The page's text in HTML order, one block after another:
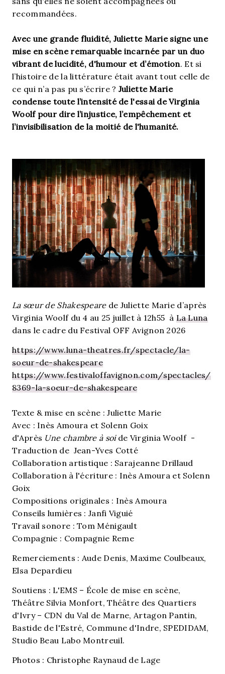
recommandées.
Avec une grande fluidité, Juliette Marie signe une
mise en scène remarquable incarnée par un duo
vibrant de lucidité, d'humour et d’émotion. Et si
l’histoire de la littérature était avant tout celle de
ce qui n’a pas pu s’écrire ? Juliette Marie
condense toute l’intensité de l'essai de Virginia
Woolf pour dire l’injustice, l’empêchement et
l’invisibilisation de la moitié de l'humanité.
La sœur de Shakespeare de Juliette Marie d’après
Virginia Woolf du 4 au 25 juillet à 12h55 à La Luna
dans le cadre du Festival OFF Avignon 2026
https://www.luna-theatres.fr/spectacle/la-
soeur-de-shakespeare
https://www.festivaloffavignon.com/spectacles/
8369-la-soeur-de-shakespeare
Texte & mise en scène : Juliette Marie
Avec : Inès Amoura et Solenn Goix
d'Après Une chambre à soi de Virginia Woolf -
Traduction de Jean-Yves Cotté
Collaboration artistique : Sarajeanne Drillaud
Collaboration à l'écriture : Inès Amoura et Solenn
Goix
Compositions originales : Inès Amoura
Conseils lumières : Janfi Viguié
Travail sonore : Tom Ménigault
Compagnie : Compagnie Reme
Remerciements : Aude Denis, Maxime Coulbeaux,
Elsa Depardieu
Soutiens : L'EMS – École de mise en scène,
Théâtre Silvia Monfort, Théâtre des Quartiers
d'Ivry – CDN du Val de Marne, Artagon Pantin,
Bastide de l'Estré, Commune d'Indre, SPEDIDAM,
Studio Beau Labo Montreuil.
Photos : Christophe Raynaud de Lage